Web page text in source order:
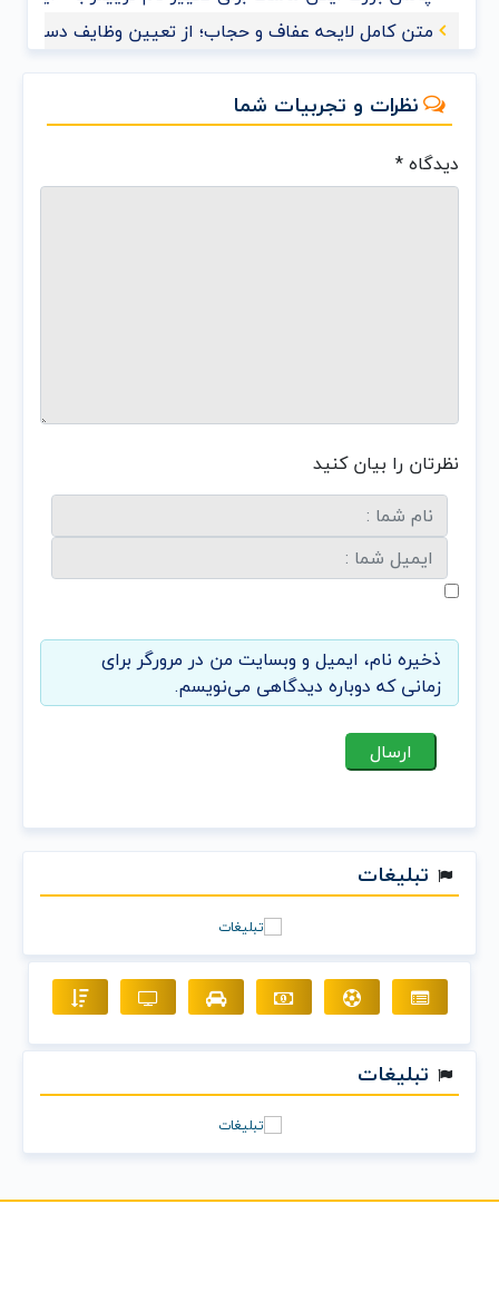
متن کامل لایحه عفاف و حجاب؛ از تعیین وظایف
نظرات و تجربیات شما
دیدگاه*
نظرتان را بیان کنید
ذخیره نام، ایمیل و وبسایت من در مرورگر برای
زمانی که دوباره دیدگاهی می‌نویسم.
تبلیغات
تبلیغات